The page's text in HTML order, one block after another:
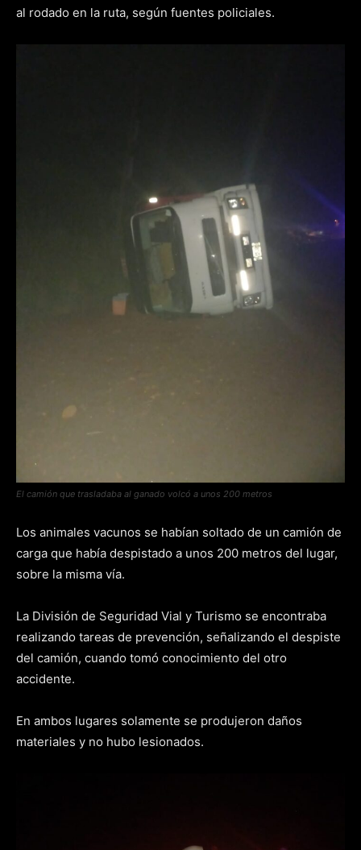
al rodado en la ruta, según fuentes policiales.
El camión que trasladaba al ganado volcó a unos 200 metros
Los animales vacunos se habían soltado de un camión de
carga que había despistado a unos 200 metros del lugar,
sobre la misma vía.
La División de Seguridad Vial y Turismo se encontraba
realizando tareas de prevención, señalizando el despiste
del camión, cuando tomó conocimiento del otro
accidente.
En ambos lugares solamente se produjeron daños
materiales y no hubo lesionados.